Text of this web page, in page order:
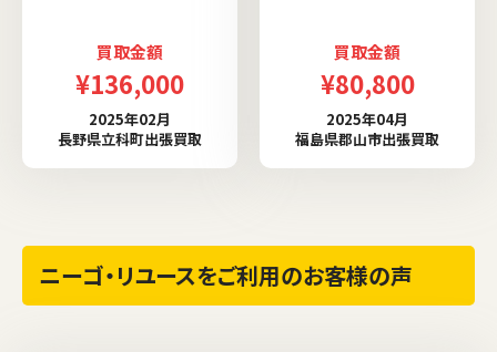
買取金額
¥136,000
2025年02月
長野県立科町出張買取
買取金額
¥80,800
2025年04月
福島県郡山市出張買取
ニーゴ・リユースをご利用のお客様の声